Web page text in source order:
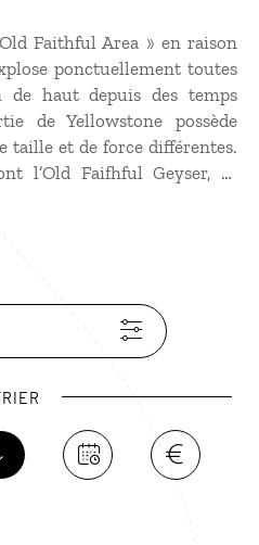
Faithful Area » en raison
ponctuellement toutes
haut depuis des temps
de Yellowstone possède
taille et de force différentes.
l’Old Faifhful Geyser, se
Basin, traversé de
sur les heures prévues
avant de commencer une
voyage aux États-Unis
Prismatic et ses couleurs
qui peut monter jusqu’à 60